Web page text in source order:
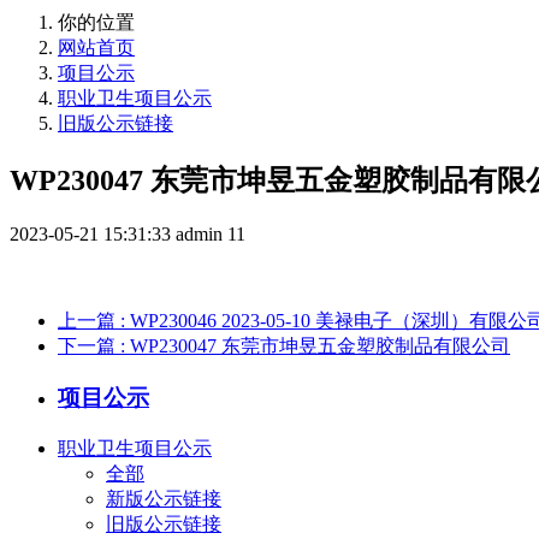
你的位置
网站首页
项目公示
职业卫生项目公示
旧版公示链接
WP230047 东莞市坤昱五金塑胶制品有限
2023-05-21 15:31:33 admin 11
上一篇 : WP230046 2023-05-10 美禄电子（深圳）有限公
下一篇 : WP230047 东莞市坤昱五金塑胶制品有限公司
项目公示
职业卫生项目公示
全部
新版公示链接
旧版公示链接